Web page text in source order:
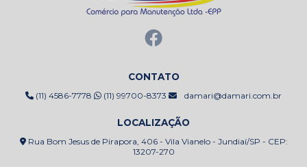
CONTATO
(11) 4586-7778 (11) 99700-8373 damari@damari.com.br
LOCALIZAÇÃO
Rua Bom Jesus de Pirapora, 406 - Vila Vianelo - Jundiaí/SP - CEP:
13207-270